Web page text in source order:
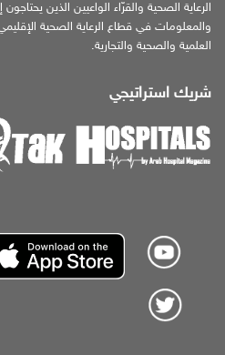
الرعاية الصحية والقرّاء الواعيين الذين
والمعلومات في قطاع الرعاية الصحية
العلمية والصحية والتجارية.
شريك استراتيجي